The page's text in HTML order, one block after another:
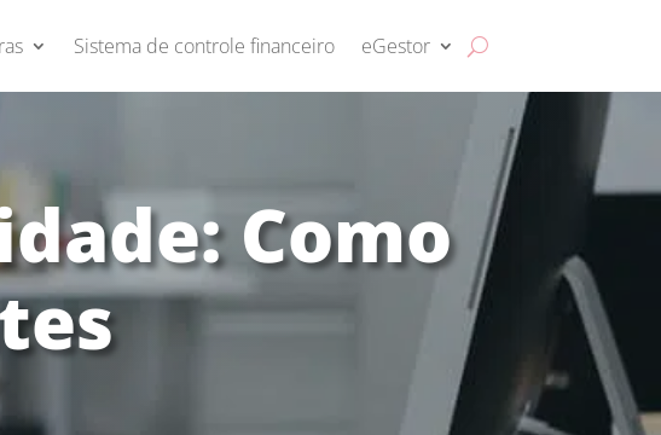
Sistema de controle financeiro eGestor
Como